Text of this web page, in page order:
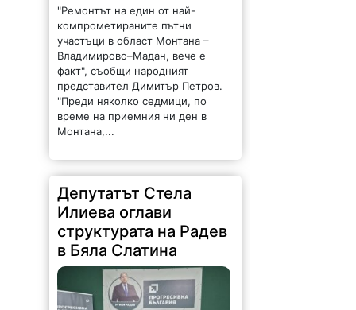
"Ремонтът на един от най-
компрометираните пътни
участъци в област Монтана –
Владимирово–Мадан, вече е
факт", съобщи народният
представител Димитър Петров.
"Преди няколко седмици, по
време на приемния ни ден в
Монтана,...
Депутатът Стела
Илиева оглави
структурата на Радев
в Бяла Слатина